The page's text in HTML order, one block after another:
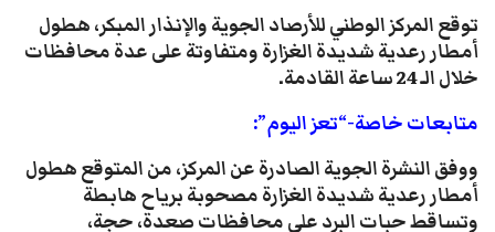
توقع المركز الوطني للأرصاد الجوية والإنذار المبكر، هطول
أمطار رعدية شديدة الغزارة ومتفاوتة على عدة محافظات
خلال الـ 24 ساعة القادمة.
متابعات خاصة-“تعز اليوم”:
ووفق النشرة الجوية الصادرة عن المركز، من المتوقع هطول
أمطار رعدية شديدة الغزارة مصحوبة برياح هابطة
وتساقط حبات البرد على محافظات صعدة، حجة،